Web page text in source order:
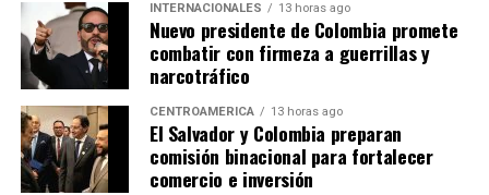
INTERNACIONALES 13 horas ago
Nuevo presidente de Colombia promete
combatir con firmeza a guerrillas y
narcotráfico
CENTROAMÉRICA 13 horas ago
El Salvador y Colombia preparan
comisión binacional para fortalecer
comercio e inversión